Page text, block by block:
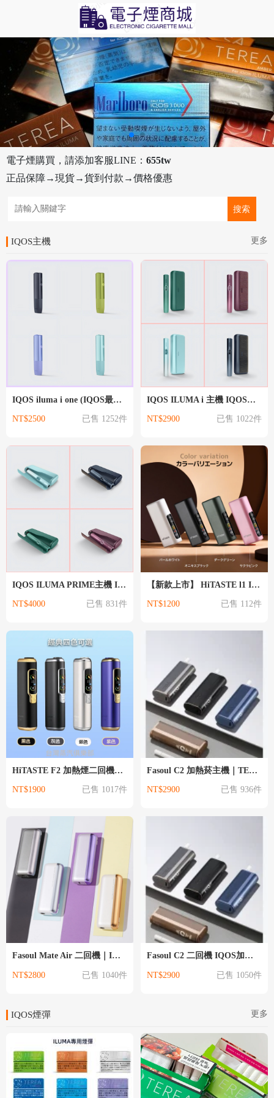
電子煙購買，請添加客服LINE： 655tw
正品保障→現貨→貨到付款→價格優惠
IQOS主機 更多
IQOS iluma i one (IQOS最新款) IQOS主機
NT$2500 已售 1252件
IQOS ILUMA i 主機 IQOS主機
NT$2900 已售 1022件
IQOS ILUMA PRIME主機 IQOS主機
NT$4000 已售 831件
【新款上市】 HiTASTE l1 IQOS加熱煙主機通用 適用TEREA煙彈
NT$1200 已售 112件
HiTASTE F2 加熱煙二回機｜TEREA 煙彈專用｜加熱菸抽兩次｜3200
NT$1900 已售 1017件
Fasoul C2 加熱菸主機｜TEREA專用 IQOS 二回機｜一支菸抽兩次｜
NT$2900 已售 936件
Fasoul Mate Air 二回機｜IQOS主機 相容加熱菸「一彈二抽」主
NT$2800 已售 1040件
Fasoul C2 二回機 IQOS加熱菸主機 TEREA煙彈通用
NT$2900 已售 1050件
IQOS煙彈 更多